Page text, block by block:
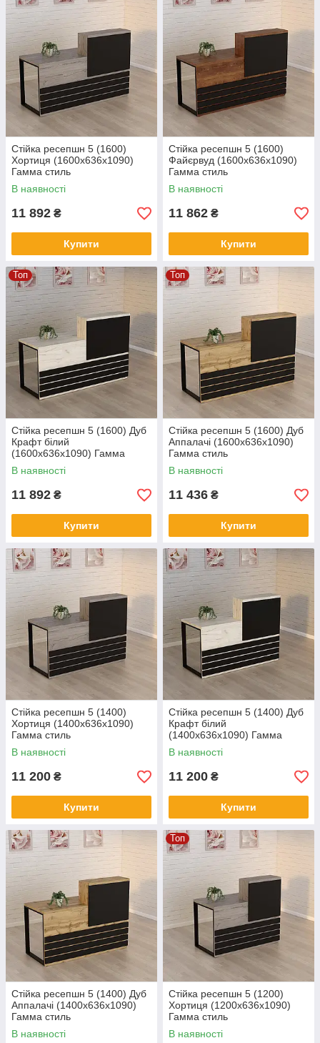
Стійка ресепшн 5 (1600)
Хортиця (1600x636x1090)
Гамма стиль
В наявності
11 892 ₴
Купити
Стійка ресепшн 5 (1600)
Файєрвуд (1600x636x1090)
Гамма стиль
В наявності
11 862 ₴
Купити
Топ
Стійка ресепшн 5 (1600) Дуб
Крафт білий
(1600x636x1090) Гамма
стиль
В наявності
11 892 ₴
Купити
Топ
Стійка ресепшн 5 (1600) Дуб
Аппалачі (1600x636x1090)
Гамма стиль
В наявності
11 436 ₴
Купити
Стійка ресепшн 5 (1400)
Хортиця (1400x636x1090)
Гамма стиль
В наявності
11 200 ₴
Купити
Стійка ресепшн 5 (1400) Дуб
Крафт білий
(1400x636x1090) Гамма
стиль
В наявності
11 200 ₴
Купити
Стійка ресепшн 5 (1400) Дуб
Аппалачі (1400x636x1090)
Гамма стиль
В наявності
Топ
Стійка ресепшн 5 (1200)
Хортиця (1200x636x1090)
Гамма стиль
В наявності